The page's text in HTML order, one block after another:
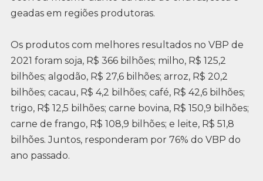
geadas em regiões produtoras.
Os produtos com melhores resultados no VBP de
2021 foram soja, R$ 366 bilhões; milho, R$ 125,2
bilhões; algodão, R$ 27,6 bilhões; arroz, R$ 20,2
bilhões; cacau, R$ 4,2 bilhões; café, R$ 42,6 bilhões;
trigo, R$ 12,5 bilhões; carne bovina, R$ 150,9 bilhões;
carne de frango, R$ 108,9 bilhões; e leite, R$ 51,8
bilhões. Juntos, responderam por 76% do VBP do
ano passado.